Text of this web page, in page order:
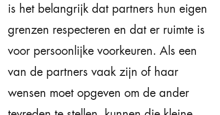
is het belangrijk dat partners hun eigen
grenzen respecteren en dat er ruimte is
voor persoonlijke voorkeuren. Als een
van de partners vaak zijn of haar
wensen moet opgeven om de ander